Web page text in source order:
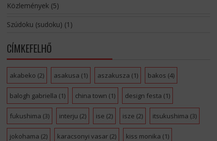
Közlemények(5)
Szúdoku (sudoku) (1)
CÍMKEFELHŐ
akabeko (2) asakusa (1) aszakusza (1) bakos (4)
balogh gabriella (1) china town (1) design festa (1)
fukushima (3) interju (2) ise (2) isze (2) itsukushima (3)
jokohama (2) karacsonyi vasar(2) kiss monika (1)